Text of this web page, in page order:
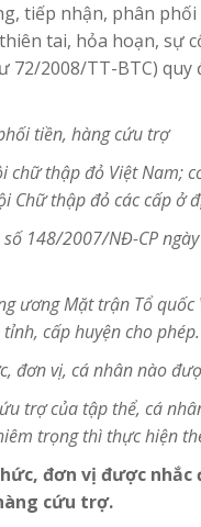
tiếp nhận, phân
tai, hỏa hoạn, sự
2008/TT-BTC) quy
tiền, hàng cứu trợ
chữ thập đỏ Việt Nam;
Chữ thập đỏ các cấp ở
148/2007/NĐ-CP
ương Mặt trận Tổ
cấp huyện cho phép.
đơn vị, cá nhân nào
trợ của tập thể, cá
trọng thì thực hiện
đơn vị được
cứu trợ.